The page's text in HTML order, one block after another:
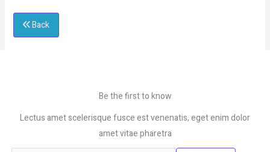
Back
Be the first to know
Lectus amet scelerisque fusce est venenatis, eget enim dolor
amet vitae pharetra